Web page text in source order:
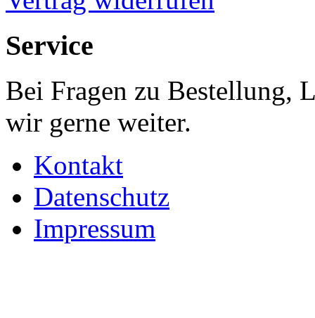
Service
Bei Fragen zu Bestellung,
wir gerne weiter.
Kontakt
Datenschutz
Impressum